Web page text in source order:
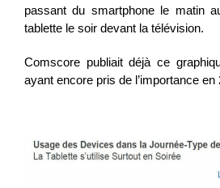
passant du smartphone le matin
tablette le soir devant la télévision.
Comscore publiait déjà ce
ayant encore pris de l’importance en